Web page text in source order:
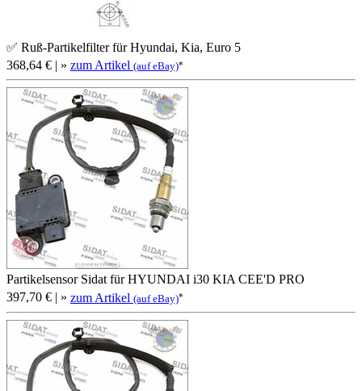
✅ Ruß-Partikelfilter für Hyundai, Kia, Euro 5
368,64 € | » zum Artikel (auf eBay)*
Partikelsensor Sidat für HYUNDAI i30 KIA CEE'D PRO
397,70 € | » zum Artikel (auf eBay)*